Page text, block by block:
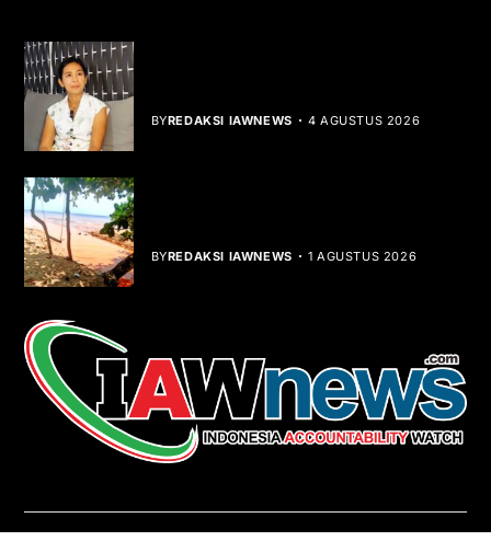
BYREDAKSI IAWNEWS 4 AGUSTUS 2026
BYREDAKSI IAWNEWS 1 AGUSTUS 2026